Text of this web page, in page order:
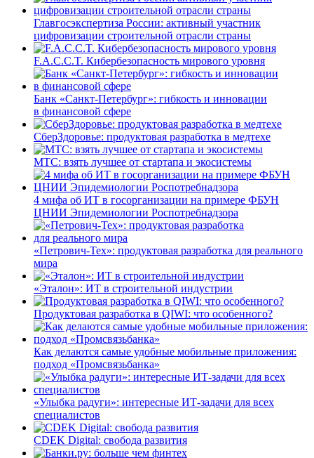
Главгосэкспертиза России: активный участник
цифровизации строительной отрасли страны
F.A.C.C.T. Кибербезопасность мирового уровня
Банк «Санкт-Петербург»: гибкость и инновации
в финансовой сфере
СберЗдоровье: продуктовая разработка в медтехе
МТС: взять лучшее от стартапа и экосистемы
4 мифа об ИТ в госорганизации на примере ФБУН
ЦНИИ Эпидемиологии Роспотребнадзора
«Петрович-Тех»: продуктовая разработка для реального
мира
«Эталон»: ИТ в строительной индустрии
Продуктовая разработка в QIWI: что особенного?
Как делаются самые удобные мобильные приложения:
подход «Промсвязьбанка»
«Улыбка радуги»: интересные ИТ-задачи для всех
специалистов
CDEK Digital: свобода развития